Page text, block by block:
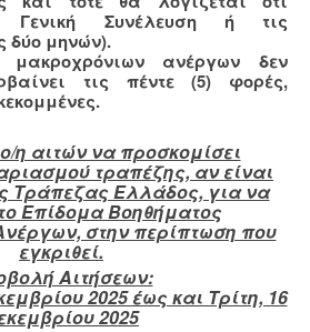
Γενική Συνέλευση ή τις
δύο μηνών).
ανέργων δεν
τις πέντε (5) φορές,
η αιτών να προσκομίσει
τραπέζης, αν είναι
Τράπεζας Ελλάδος, για να
Επίδομα Βοηθήματος
στην περίπτωση που
εγκριθεί.
Aιτήσεων:
2025 έως και Τρίτη, 16
2025